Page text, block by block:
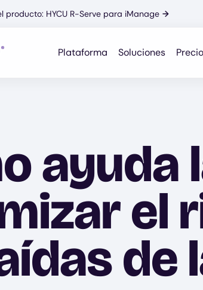
producto: HYCU R-Serve para iManage →
Plataforma Soluciones
ayuda
el
de